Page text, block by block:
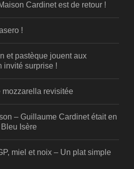
Cardinet est de retour !
!
et pastèque jouent aux
surprise !
mozzarella revisitée
– Guillaume Cardinet était en
Isère
miel et noix – Un plat simple